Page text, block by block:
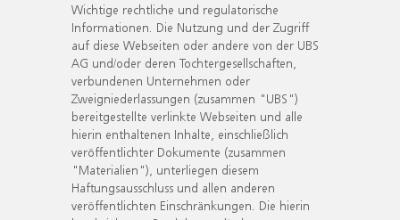
Wichtige rechtliche und regulatorische
Informationen. Die Nutzung und der Zugriff
auf diese Webseiten oder andere von der UBS
AG und/oder deren Tochtergesellschaften,
verbundenen Unternehmen oder
Zweigniederlassungen (zusammen "UBS")
bereitgestellte verlinkte Webseiten und alle
hierin enthaltenen Inhalte, einschließlich
veröffentlichter Dokumente (zusammen
"Materialien"), unterliegen diesem
Haftungsausschluss und allen anderen
veröffentlichten Einschränkungen. Die hierin